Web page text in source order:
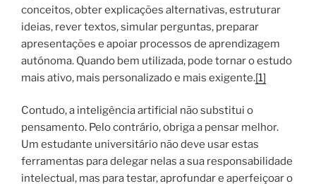
conceitos, obter explicações alternativas, estruturar
ideias, rever textos, simular perguntas, preparar
apresentações e apoiar processos de aprendizagem
autónoma. Quando bem utilizada, pode tornar o estudo
mais ativo, mais personalizado e mais exigente.[1]
Contudo, a inteligência artificial não substitui o
pensamento. Pelo contrário, obriga a pensar melhor.
Um estudante universitário não deve usar estas
ferramentas para delegar nelas a sua responsabilidade
intelectual, mas para testar, aprofundar e aperfeiçoar o